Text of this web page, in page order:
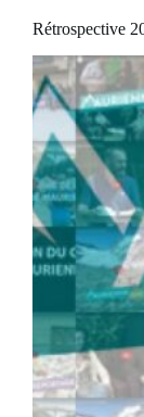
Rétrospective